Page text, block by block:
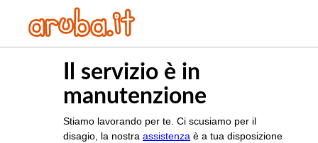
Il servizio è in
manutenzione
Stiamo lavorando per te. Ci scusiamo per il
disagio, la nostra assistenza è a tua disposizione